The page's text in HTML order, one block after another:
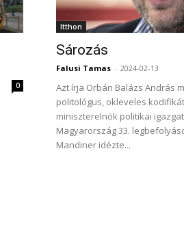
0
Itthon
Sározás
Falusi Tamas - 2024-02-13
Azt írja Orbán Balázs András
politológus, okleveles
miniszterelnök politikai
Magyarország 33.
Mandiner idézte...